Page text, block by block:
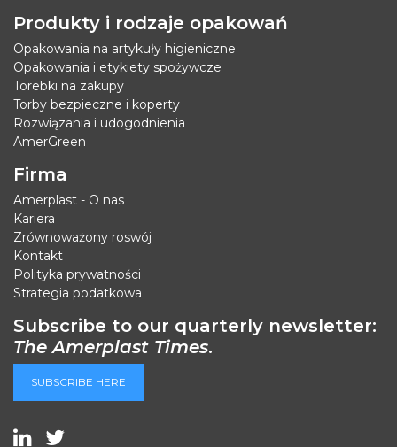
Produkty i rodzaje opakowań
Opakowania na artykuły higieniczne
Opakowania i etykiety spożywcze
Torebki na zakupy
Torby bezpieczne i koperty
Rozwiązania i udogodnienia
AmerGreen
Firma
Amerplast - O nas
Kariera
Zrównoważony roswój
Kontakt
Polityka prywatności
Strategia podatkowa
Subscribe to our quarterly newsletter:
The Amerplast Times.
SUBSCRIBE HERE